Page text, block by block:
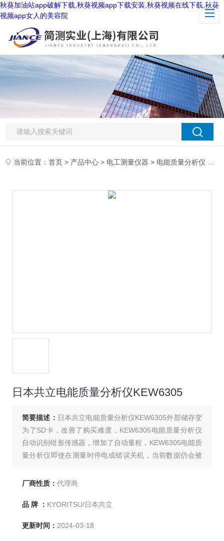
秋葵加油站app破解下载,秋葵视频app下载安装,秋葵视频在线下载,秋葵
视频app女人的美容院
当前位置：首页 > 产品中心 > 电工测量仪器 > 电能质量分析仪
日本共立电能质量分析仪KEW6305
简要描述： 日本共立电能质量分析仪KEW6305外部储存变
为了SD卡，改善了购买难度，KEW6305电能质量分析仪
自动识别钳形传感器，增加了自动量程，KEW6305电能质
量分析仪即使在测量时停电或错误关机，当前数据仍会被
厂商性质： 代理商
品 牌 ： KYORITSU/日本共立
更新时间： 2024-03-18